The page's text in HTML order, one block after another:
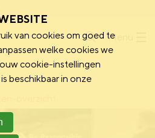
Menu
overzicht
van cookies om goed te
welke cookies we
cookie-instellingen
beschikbaar in onze